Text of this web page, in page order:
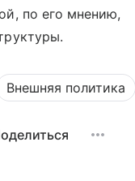
по его мнению,
Внешняя политика